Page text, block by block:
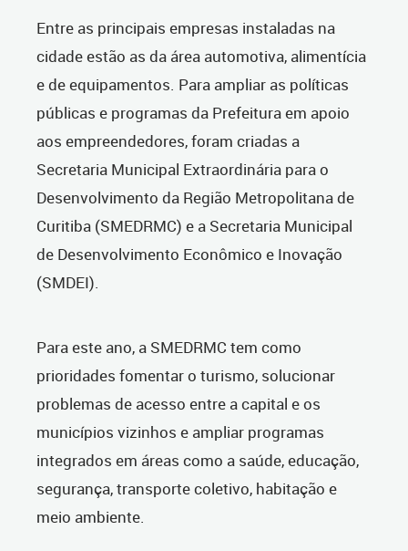
Entre as principais empresas instaladas na
cidade estão as da área automotiva, alimentícia
e de equipamentos. Para ampliar as políticas
públicas e programas da Prefeitura em apoio
aos empreendedores, foram criadas a
Secretaria Municipal Extraordinária para o
Desenvolvimento da Região Metropolitana de
Curitiba (SMEDRMC) e a Secretaria Municipal
de Desenvolvimento Econômico e Inovação
(SMDEI).
Para este ano, a SMEDRMC tem como
prioridades fomentar o turismo, solucionar
problemas de acesso entre a capital e os
municípios vizinhos e ampliar programas
integrados em áreas como a saúde, educação,
segurança, transporte coletivo, habitação e
meio ambiente.